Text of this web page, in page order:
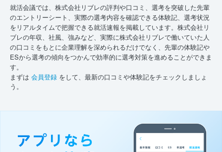
就活会議では、株式会社リブレの評判や口コミ、選考を突破した先輩
のエントリーシート、実際の選考内容を確認できる体験記、選考状況
をリアルタイムで把握できる就活速報を掲載しています。株式会社リ
ブレの年収、社風、強みなど、実際に株式会社リブレで働いていた人
の口コミをもとに企業理解を深められるだけでなく、先輩の体験記や
ESから選考の傾向をつかんで効率的に選考対策を進めることができま
す。
まずは 会員登録 をして、最新の口コミや体験記をチェックしましょ
う。